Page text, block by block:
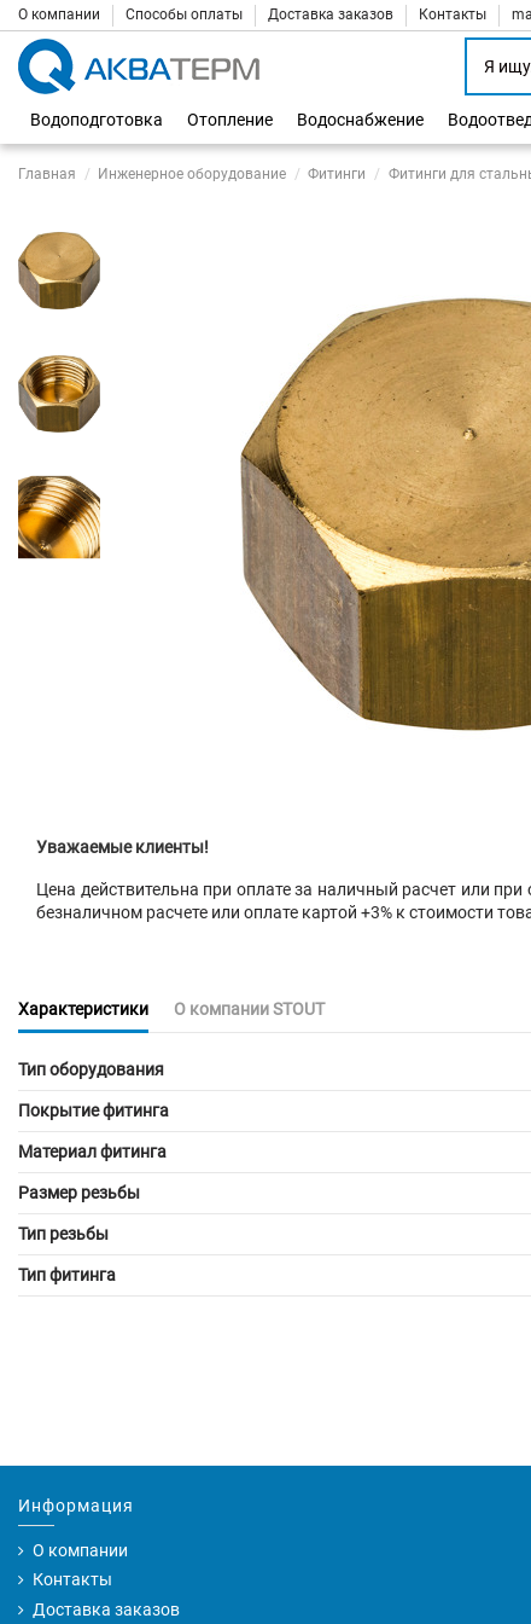
О компании Способы оплаты Доставка заказов Контакты
Водоподготовка
Отопление Водоснабжение
Главная Инженерное оборудование Фитинги Фитинги для
Уважаемые клиенты!
Цена действительна при оплате за наличный расчет или при
безналичном расчете или оплате картой +3% к стоимости
Характеристики О компании STOUT
Тип оборудования
Покрытие фитинга
Материал фитинга
Размер резьбы
Тип резьбы
Тип фитинга
Информация
О компании
Контакты
Доставка заказов